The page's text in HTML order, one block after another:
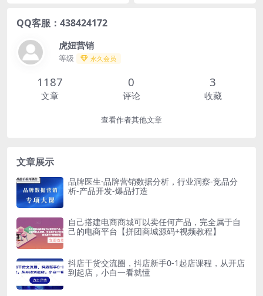
QQ客服：438424172
虎妞营销
等级 永久会员
1187
文章
0
评论
3
收藏
查看作者其他文章
文章展示
品牌医生·品牌营销数据分析，行业洞察-竞品分
析-产品开发-爆品打造
自己搭建电商商城可以卖任何产品，完全属于自
己的电商平台【拼团商城源码+视频教程】
抖店干货交流圈，抖店新手0-1起店课程，从开店
到起店，小白一看就懂